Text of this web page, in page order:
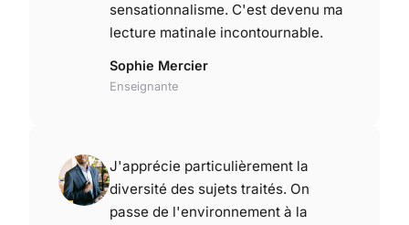
sensationnalisme. C'est devenu ma
lecture matinale incontournable.
Sophie Mercier
Enseignante
J'apprécie particulièrement la
diversité des sujets traités. On
passe de l'environnement à la